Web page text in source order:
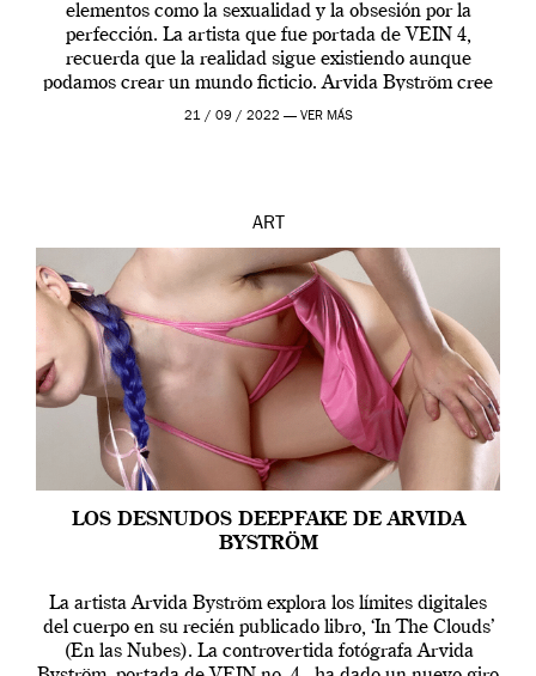
elementos como la sexualidad y la obsesión por la
perfección. La artista que fue portada de VEIN 4,
recuerda que la realidad sigue existiendo aunque
podamos crear un mundo ficticio. Arvida Byström cree
que los humanos tienen un complejo […]
21 / 09 / 2022 — VER MÁS
ART
LOS DESNUDOS DEEPFAKE DE ARVIDA
BYSTRÖM
La artista Arvida Byström explora los límites digitales
del cuerpo en su recién publicado libro, ‘In The Clouds’
(En las Nubes). La controvertida fotógrafa Arvida